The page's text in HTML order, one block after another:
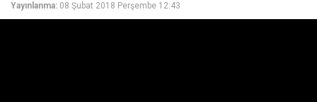
Yayınlanma: 08 Şubat 2018 Perşembe 12:43